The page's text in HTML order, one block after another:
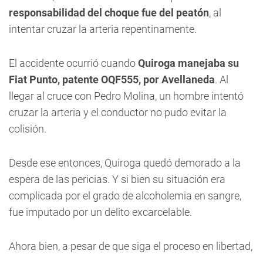
responsabilidad del choque fue del peatón, al
intentar cruzar la arteria repentinamente.
El accidente ocurrió cuandoQuiroga manejaba su
Fiat Punto, patente OQF555, por Avellaneda. Al
llegar al cruce con Pedro Molina, un hombre intentó
cruzar la arteria y el conductor no pudo evitar la
colisión.
Desde ese entonces, Quiroga quedó demorado a la
espera de las pericias. Y si bien su situación era
complicada por el grado de alcoholemia en sangre,
fue imputado por un delito excarcelable.
Ahora bien, a pesar de que siga el proceso en libertad,